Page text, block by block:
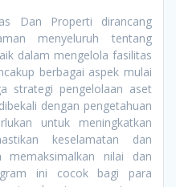
Dan Properti dirancang
menyeluruh tentang
dalam mengelola fasilitas
berbagai aspek mulai
strategi pengelolaan aset
dengan pengetahuan
untuk meningkatkan
keselamatan dan
memaksimalkan nilai dan
ini cocok bagi para